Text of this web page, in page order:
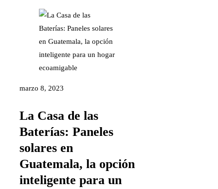
marzo 8, 2023
La Casa de las
Baterías: Paneles
solares en
Guatemala, la opción
inteligente para un